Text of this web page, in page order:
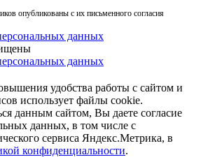
опубликованы с их письменного согласия
данных
данных
удобства работы с сайтом и
использует файлы cookie.
данным сайтом, Вы даете согласие
данных, в том числе с
сервиса Яндекс.Метрика, в
конфиденциальности.